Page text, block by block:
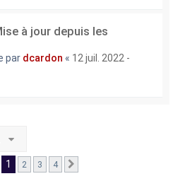
à jour depuis les
par dcardon « 12 juil. 2022 -
1 2 3 4